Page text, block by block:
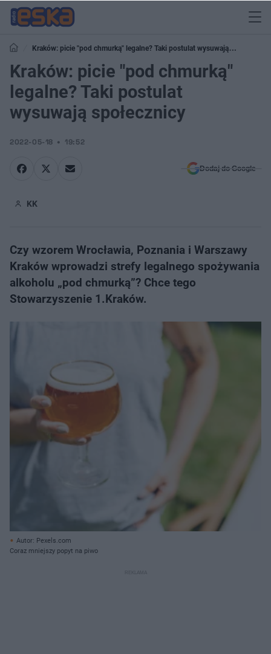
Kraków: picie "pod chmurką" legalne? Taki postulat wysuwają
społecznicy
Kraków: picie "pod chmurką"
legalne? Taki postulat
wysuwają społecznicy
2022-05-18 19:52
Dodaj do Google
KK
Czy wzorem Wrocławia, Poznania i Warszawy
Kraków wprowadzi strefy legalnego spożywania
alkoholu „pod chmurką”? Chce tego
Stowarzyszenie 1.Kraków.
Autor: Pexels.com
Coraz mniejszy popyt na piwo